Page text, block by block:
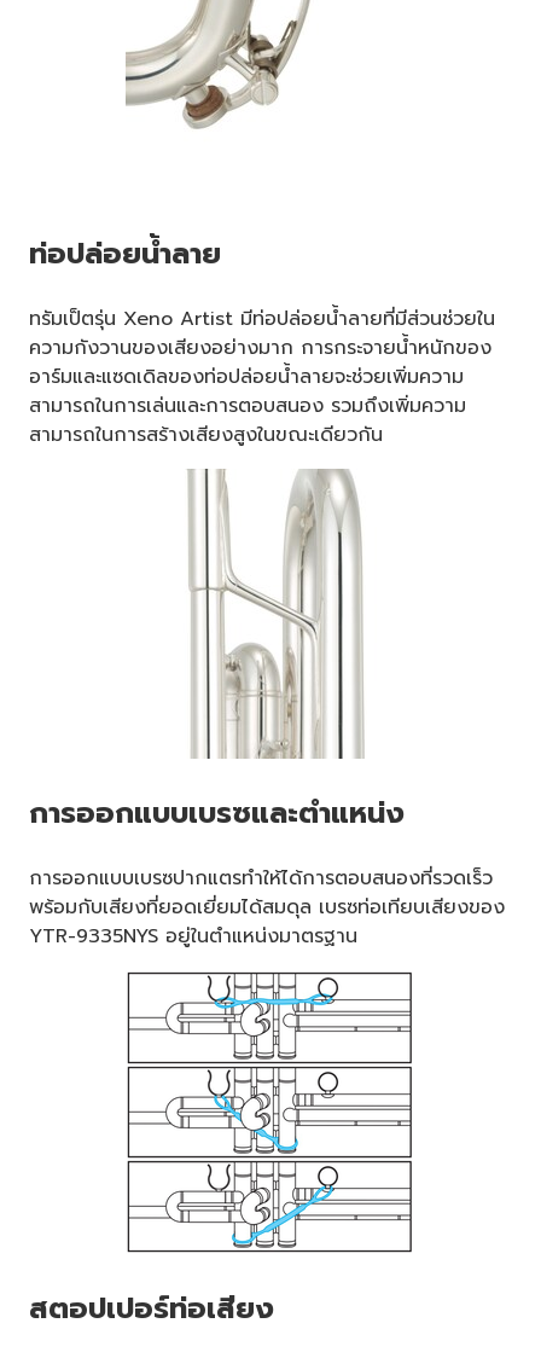
ท่อปล่อยน้ำลาย
ทรัมเป็ตรุ่น Xeno Artist มีท่อปล่อยน้ำลายที่มีส่วนช่วยใน
ความกังวานของเสียงอย่างมาก การกระจายน้ำหนักของ
อาร์มและแซดเดิลของท่อปล่อยน้ำลายจะช่วยเพิ่มความ
สามารถในการเล่นและการตอบสนอง รวมถึงเพิ่มความ
สามารถในการสร้างเสียงสูงในขณะเดียวกัน
การออกแบบเบรซและตำแหน่ง
การออกแบบเบรซปากแตรทำให้ได้การตอบสนองที่รวดเร็ว
พร้อมกับเสียงที่ยอดเยี่ยมได้สมดุล เบรซท่อเทียบเสียงของ
YTR-9335NYS อยู่ในตำแหน่งมาตรฐาน
สตอปเปอร์ท่อเสียง